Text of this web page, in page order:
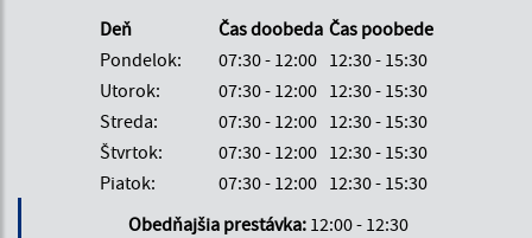
Deň Čas doobeda Čas poobede
Pondelok:
07:30 - 12:00 12:30 - 15:30
Utorok:
07:30 - 12:00 12:30 - 15:30
Streda:
07:30 - 12:00 12:30 - 15:30
Štvrtok:
07:30 - 12:00 12:30 - 15:30
Piatok:
07:30 - 12:00 12:30 - 15:30
Obedňajšia prestávka: 12:00 - 12:30